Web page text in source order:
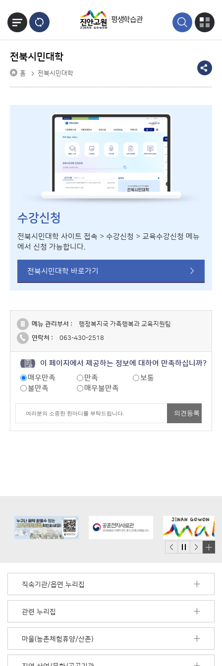
평생학습관
전북시민대학
홈 전북시민대학
수강신청
전북시민대학 사이트 접속 > 수강신청 > 교육수강신청 메뉴
에서 신청 가능합니다.
전북시민대학 바로가기
메뉴 관리부서 :
행정복지국 가족행복과 교육지원팀
연락처 :
063-430-2518
이 페이지에서 제공하는 정보에 대하여 만족하십니까?
매우만족
만족
보통
불만족
매우불만족
더
기
직속기관/읍면 누리집
관련 누리집
마을(농촌체험휴양/산촌)